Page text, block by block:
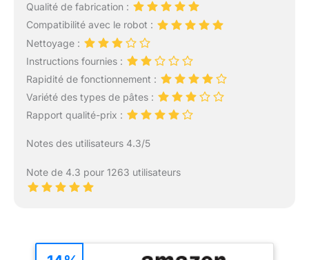
Qualité de fabrication :
Compatibilité avec le robot :
Nettoyage :
Instructions fournies :
Rapidité de fonctionnement :
Variété des types de pâtes :
Rapport qualité-prix :
Notes des utilisateurs 4.3/5
Note de 4.3 pour 1263 utilisateurs